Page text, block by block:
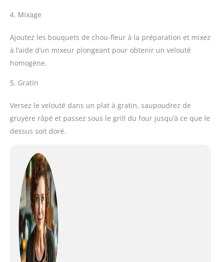
4. Mixage
Ajoutez les bouquets de chou-fleur à la préparation et mixez
à l’aide d’un mixeur plongeant pour obtenir un velouté
homogène.
5. Gratin
Versez le velouté dans un plat à gratin, saupoudrez de
gruyère râpé et passez sous le grill du four jusqu’à ce que le
dessus soit doré.